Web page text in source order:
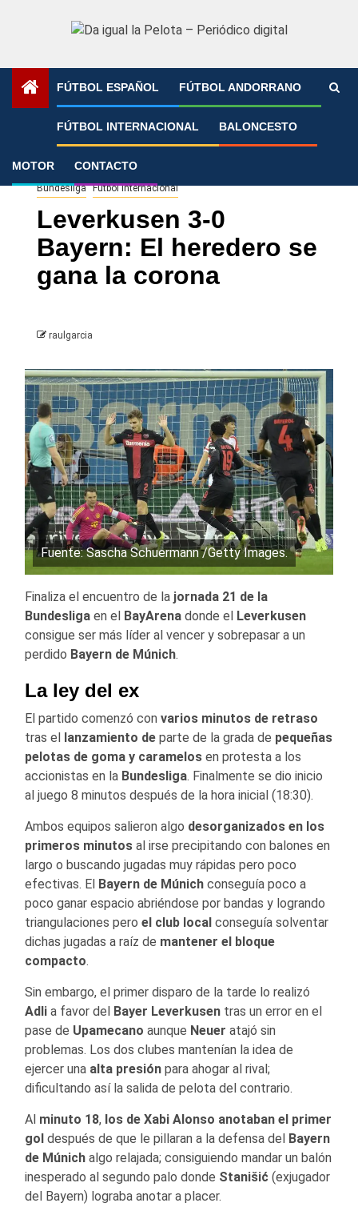
FÚTBOL ESPAÑOL FÚTBOL ANDORRANO
FÚTBOL INTERNACIONAL BALONCESTO
MOTOR CONTACTO
»
Bundesliga Fútbol Internacional
Leverkusen 3-0
Bayern: El heredero se
gana la corona
raulgarcia
Fuente: Sascha Schuermann /Getty Images.
Finaliza el encuentro de la jornada 21 de la
Bundesliga en el BayArena donde el Leverkusen
consigue ser más líder al vencer y sobrepasar a un
perdido Bayern de Múnich.
La ley del ex
El partido comenzó con varios minutos de retraso
tras el lanzamiento de parte de la grada de pequeñas
pelotas de goma y caramelos en protesta a los
accionistas en la Bundesliga. Finalmente se dio inicio
al juego 8 minutos después de la hora inicial (18:30).
Ambos equipos salieron algo desorganizados en los
primeros minutos al irse precipitando con balones en
largo o buscando jugadas muy rápidas pero poco
efectivas. El Bayern de Múnich conseguía poco a
poco ganar espacio abriéndose por bandas y logrando
triangulaciones pero el club local conseguía solventar
dichas jugadas a raíz de mantener el bloque
compacto.
Sin embargo, el primer disparo de la tarde lo realizó
Adli a favor del Bayer Leverkusen tras un error en el
pase de Upamecano aunque Neuer atajó sin
problemas. Los dos clubes mantenían la idea de
ejercer una alta presión para ahogar al rival;
dificultando así la salida de pelota del contrario.
Al minuto 18, los de Xabi Alonso anotaban el primer
gol después de que le pillaran a la defensa del Bayern
de Múnich algo relajada; consiguiendo mandar un balón
inesperado al segundo palo donde Stanišić (exjugador
del Bayern) lograba anotar a placer.